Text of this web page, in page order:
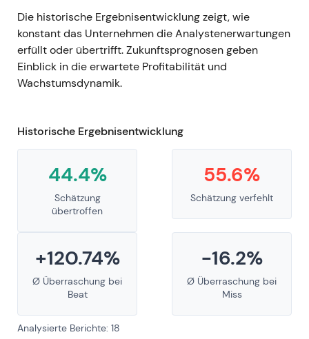
Die historische Ergebnisentwicklung zeigt, wie
konstant das Unternehmen die Analystenerwartungen
erfüllt oder übertrifft. Zukunftsprognosen geben
Einblick in die erwartete Profitabilität und
Wachstumsdynamik.
Historische Ergebnisentwicklung
44.4%
Schätzung
übertroffen
55.6%
Schätzung verfehlt
+120.74%
Ø Überraschung bei
Beat
-16.2%
Ø Überraschung bei
Miss
Analysierte Berichte: 18